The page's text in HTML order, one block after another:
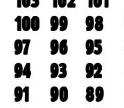
100 99
98
97
96
95
94
93
92
91
90
89